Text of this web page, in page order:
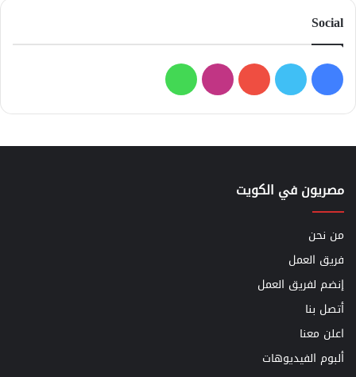
Social
فيسبوك
تويتر يوتيوبانستقرامواتساب
مصريون في الكويت
من نحن
فريق العمل
إنضم لفريق العمل
أتصل بنا
اعلن معنا
ألبوم الفيديوهات